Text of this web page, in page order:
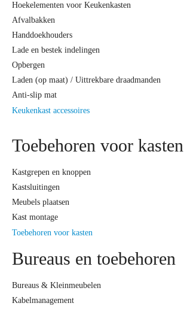
Hoekelementen voor Keukenkasten
Afvalbakken
Handdoekhouders
Lade en bestek indelingen
Opbergen
Laden (op maat) / Uittrekbare draadmanden
Anti-slip mat
Keukenkast accessoires
Toebehoren voor kasten
Kastgrepen en knoppen
Kastsluitingen
Meubels plaatsen
Kast montage
Toebehoren voor kasten
Bureaus en toebehoren
Bureaus & Kleinmeubelen
Kabelmanagement